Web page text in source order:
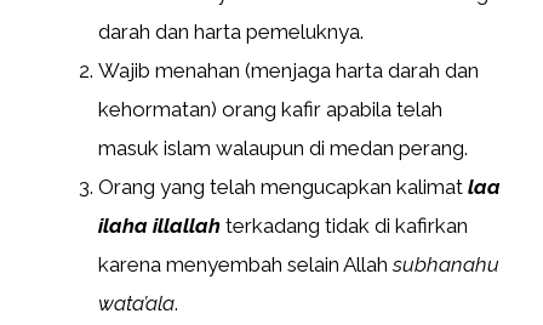
darah dan harta pemeluknya.
Wajib menahan (menjaga harta darah dan
kehormatan) orang kafir apabila telah
masuk islam walaupun di medan perang.
Orang yang telah mengucapkan kalimat laa
ilaha illallah terkadang tidak di kafirkan
karena menyembah selain Allahsubhanahu
wata’ala.